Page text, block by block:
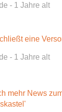
*
- 1 Jahre alt
eine
- 1 Jahre alt
mehr News